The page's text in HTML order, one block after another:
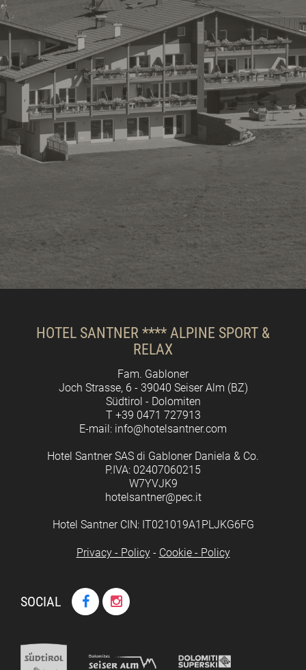
HOTEL SANTNER **** ALPINE SPORT &
RELAX
Fam. Gabloner
Joch Strasse, 6 - 39040 Seiser Alm (BZ)
Südtirol - Dolomiten
T +39 0471 727913
E-mail: info@hotelsantner.com
Hotel Santner SAS di Gabloner Daniela & Co.
P.IVA: 02407060215
W7YVJK9
hotelsantner@pec.it
Hotel Santner CIN: IT021019A1PLJKG6FG
Privacy - Policy- Cookie - Policy
SOCIAL